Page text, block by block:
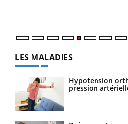
LES MALADIES
Hypotension
pression